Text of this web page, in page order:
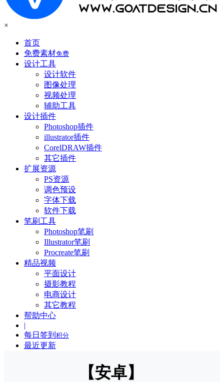
×
首页
免费素材免费
设计工具
设计软件
图像处理
视频处理
辅助工具
设计插件
Photoshop插件
illustrator插件
CorelDRAW插件
其它插件
扩展资源
PS资源
调色预设
字体下载
软件下载
笔刷工具
Photoshop笔刷
Illustrator笔刷
Procreate笔刷
精品视频
平面设计
摄影教程
电商设计
其它教程
帮助中心
|
每日签到 积分
最近更新
【安卓】